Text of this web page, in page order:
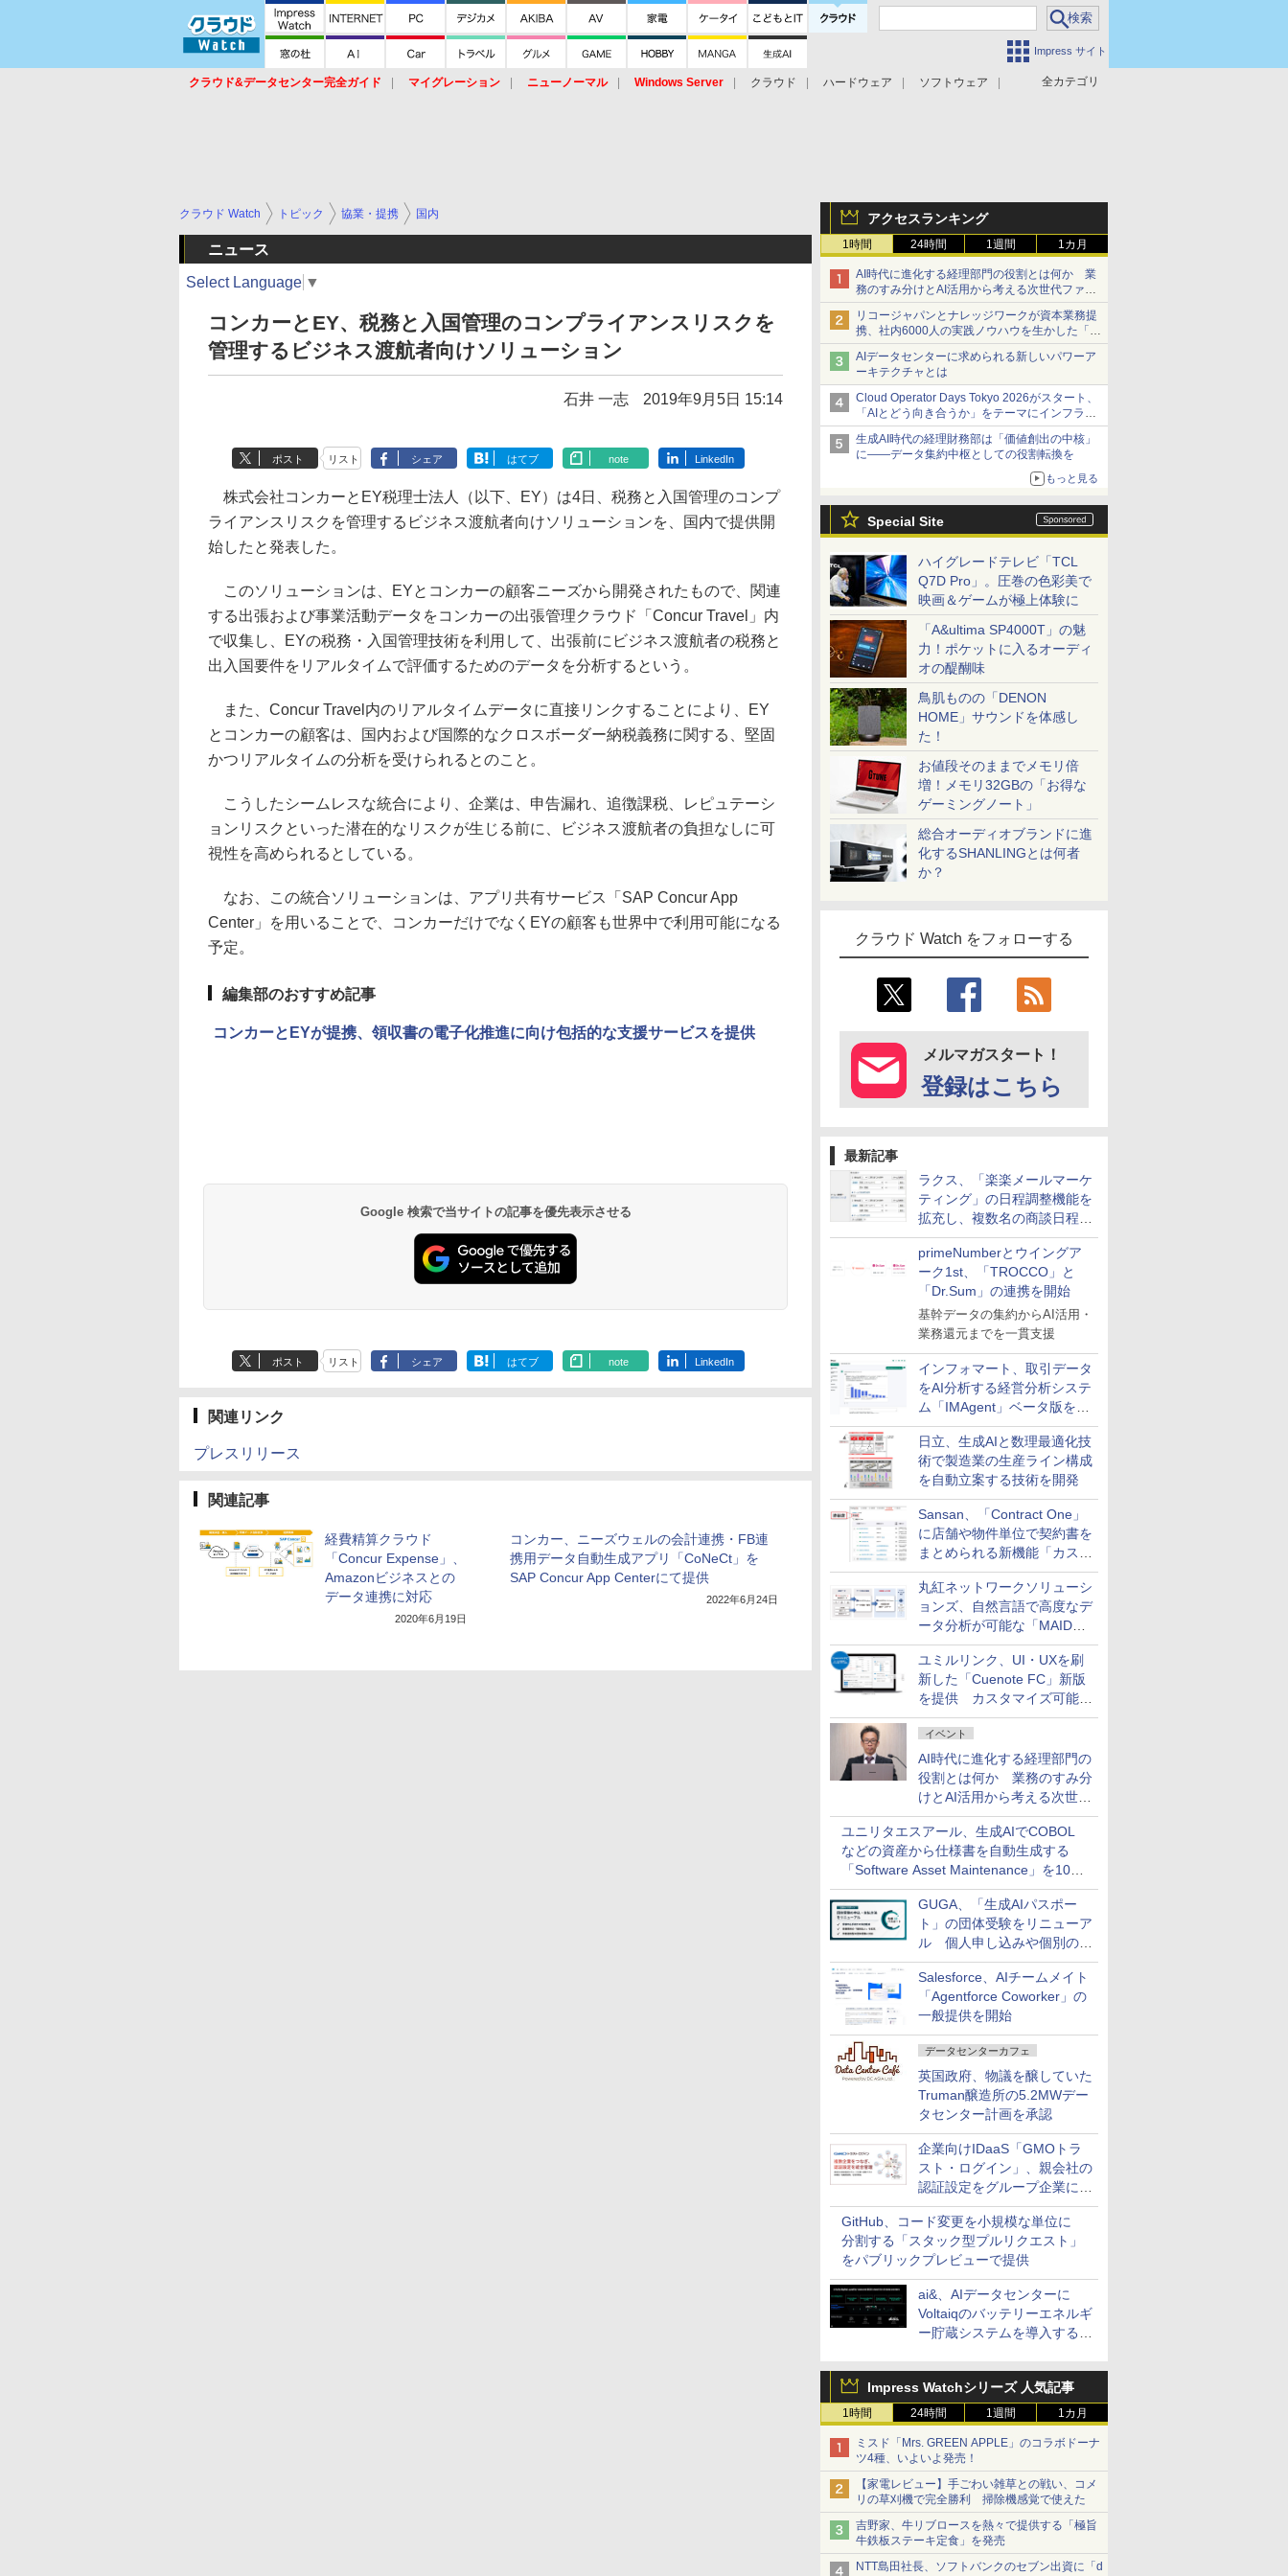
Impress サイト
全カテゴリ
クラウド&データセンター完全ガイド マイグレーション ニューノーマル Windows Server クラウド ハードウェア
ソフトウェア
アクセスランキング
1時間 24時間 1週間 1カ月
AI時代に進化する経理部門の役割とは何か 業
務のすみ分けとAI活用から考える次世代ファイ
ナンス戦略
リコージャパンとナレッジワークが資本業務提
携、社内6000人の実践ノウハウを生かした「AI
商談記録 for RICOH」を展開へ
AIデータセンターに求められる新しいパワーア
ーキテクチャとは
Cloud Operator Days Tokyo 2026がスタート、
「AIとどう向き合うか」をテーマにインフラ運
用の知見を集約
生成AI時代の経理財務部は「価値創出の中核」
に――データ集約中枢としての役割転換を
もっと見る
Special Site
ハイグレードテレビ「TCL
Q7D Pro」。圧巻の色彩美で
映画＆ゲームが極上体験に
「A&ultima SP4000T」の魅
力！ポケットに入るオーディ
オの醍醐味
鳥肌ものの「DENON
HOME」サウンドを体感し
た！
お値段そのままでメモリ倍
増！メモリ32GBの「お得な
ゲーミングノート」
総合オーディオブランドに進
化するSHANLINGとは何者
か？
クラウド Watch をフォローする
メルマガスタート！
登録はこちら
最新記事
ラクス、「楽楽メールマーケ
ティング」の日程調整機能を
拡充し、複数名の商談日程調
整を効率化
primeNumberとウイングア
ーク1st、「TROCCO」と
「Dr.Sum」の連携を開始
基幹データの集約からAI活用・
業務還元までを一貫支援
インフォマート、取引データ
をAI分析する経営分析システ
ム「IMAgent」ベータ版を提
供
日立、生成AIと数理最適化技
術で製造業の生産ライン構成
を自動立案する技術を開発
Sansan、「Contract One」
に店舗や物件単位で契約書を
まとめられる新機能「カスタ
ム契約ツリー」を追加
丸紅ネットワークソリューシ
ョンズ、自然言語で高度なデ
ータ分析が可能な「MAIDOA
AI ASSIST」を9月より提供
ユミルリンク、UI・UXを刷
新した「Cuenote FC」新版
を提供 カスタマイズ可能な
ダッシュボード画面を搭載
イベント
AI時代に進化する経理部門の
役割とは何か 業務のすみ分
けとAI活用から考える次世代
ファイナンス戦略
ユニリタエスアール、生成AIでCOBOL
などの資産から仕様書を自動生成する
「Software Asset Maintenance」を10月
に発売
GUGA、「生成AIパスポー
ト」の団体受験をリニューア
ル 個人申し込みや個別の支
払いなどに対応
Salesforce、AIチームメイト
「Agentforce Coworker」の
一般提供を開始
データセンターカフェ
英国政府、物議を醸していた
Truman醸造所の5.2MWデー
タセンター計画を承認
企業向けIDaaS「GMOトラ
スト・ログイン」、親会社の
認証設定をグループ企業に展
開できる新機能を提供
GitHub、コード変更を小規模な単位に
分割する「スタック型プルリクエスト」
をパブリックプレビューで提供
ai&、AIデータセンターに
Voltaiqのバッテリーエネルギ
ー貯蔵システムを導入する計
Impress Watchシリーズ 人気記事
1時間 24時間 1週間 1カ月
ミスド「Mrs. GREEN APPLE」のコラボドーナ
ツ4種、いよいよ発売！
【家電レビュー】手ごわい雑草との戦い、コメ
リの草刈機で完全勝利 掃除機感覚で使えた
吉野家、牛リブロースを熱々で提供する「極旨
牛鉄板ステーキ定食」を発売
NTT島田社長、ソフトバンクのセブン出資に「d
クラウド Watch トピック 協業・提携 国内
ニュース
Select Language ▼
コンカーとEY、税務と入国管理のコンプライアンスリスクを
管理するビジネス渡航者向けソリューション
石井 一志 2019年9月5日 15:14
ポスト リスト シェア はてブ note LinkedIn
株式会社コンカーとEY税理士法人（以下、EY）は4日、税務と入国管理のコンプ
ライアンスリスクを管理するビジネス渡航者向けソリューションを、国内で提供開
始したと発表した。
このソリューションは、EYとコンカーの顧客ニーズから開発されたもので、関連
する出張および事業活動データをコンカーの出張管理クラウド「Concur Travel」内
で収集し、EYの税務・入国管理技術を利用して、出張前にビジネス渡航者の税務と
出入国要件をリアルタイムで評価するためのデータを分析するという。
また、Concur Travel内のリアルタイムデータに直接リンクすることにより、EY
とコンカーの顧客は、国内および国際的なクロスボーダー納税義務に関する、堅固
かつリアルタイムの分析を受けられるとのこと。
こうしたシームレスな統合により、企業は、申告漏れ、追徴課税、レピュテーシ
ョンリスクといった潜在的なリスクが生じる前に、ビジネス渡航者の負担なしに可
視性を高められるとしている。
なお、この統合ソリューションは、アプリ共有サービス「SAP Concur App
Center」を用いることで、コンカーだけでなくEYの顧客も世界中で利用可能になる
予定。
編集部のおすすめ記事
コンカーとEYが提携、領収書の電子化推進に向け包括的な支援サービスを提供
Google 検索で当サイトの記事を優先表示させる
ポスト リスト シェア はてブ note LinkedIn
関連リンク
プレスリリース
関連記事
経費精算クラウド
「Concur Expense」、
Amazonビジネスとの
データ連携に対応
2020年6月19日
コンカー、ニーズウェルの会計連携・FB連
携用データ自動生成アプリ「CoNeCt」を
SAP Concur App Centerにて提供
2022年6月24日